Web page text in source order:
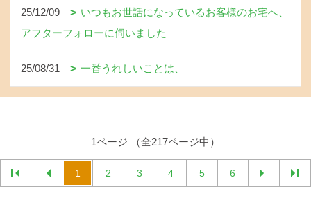
25/12/09
いつもお世話になっているお客様のお宅へ、
アフターフォローに伺いました
25/08/31 一番うれしいことは、
1ページ （全217ページ中）
1 2 3 4 5 6